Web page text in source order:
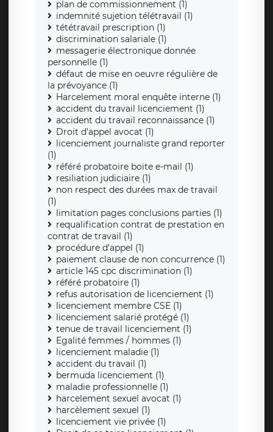
plan de commissionnement (1)
indemnité sujetion télétravail (1)
tététravail prescription (1)
discrimination salariale (1)
messagerie électronique donnée
personnelle (1)
défaut de mise en oeuvre régulière de
la prévoyance (1)
Harcelement moral enquête interne (1)
accident du travail licenciement (1)
accident du travail reconnaissance (1)
Droit d'appel avocat (1)
licenciement journaliste grand reporter
(1)
référé probatoire boite e-mail (1)
resiliation judiciaire (1)
non respect des durées max de travail
(1)
limitation pages conclusions parties (1)
requalification contrat de prestation en
contrat de travail (1)
procédure d'appel (1)
paiement clause de non concurrence (1)
article 145 cpc discrimination (1)
référé probatoire (1)
refus autorisation de licenciement (1)
licenciement membre CSE (1)
licenciement salarié protégé (1)
tenue de travail licenciement (1)
Egalité femmes / hommes (1)
licenciement maladie (1)
accident du travail (1)
bermuda licenciement (1)
maladie professionnelle (1)
harcelement sexuel avocat (1)
harcèlement sexuel (1)
licenciement vie privée (1)